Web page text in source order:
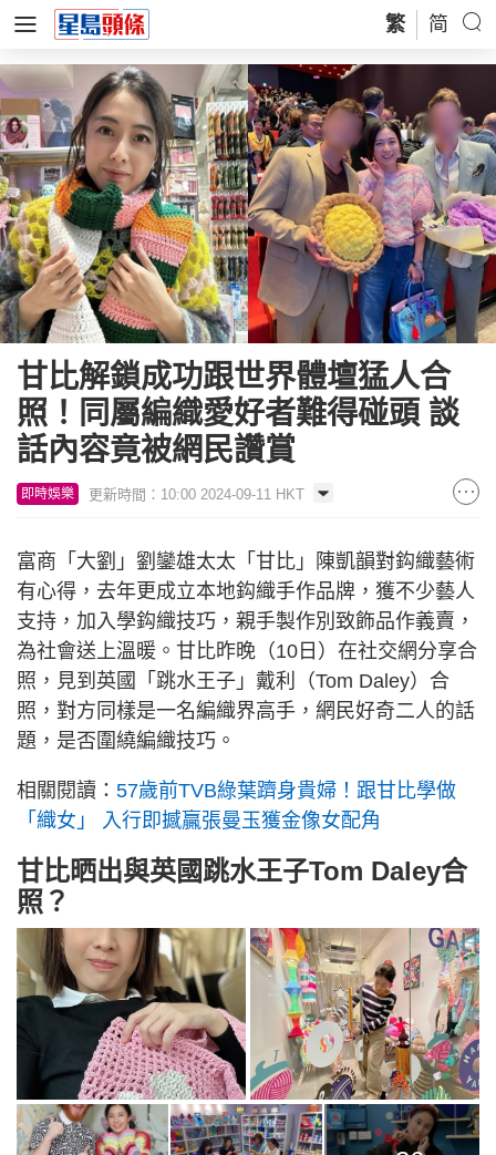
繁 简
甘比解鎖成功跟世界體壇猛人合
照！同屬編織愛好者難得碰頭 談
話內容竟被網民讚賞
即時娛樂 更新時間：10:00 2024-09-11 HKT
富商「大劉」劉鑾雄太太「甘比」陳凱韻對鈎織藝術
有心得，去年更成立本地鈎織手作品牌，獲不少藝人
支持，加入學鈎織技巧，親手製作別致飾品作義賣，
為社會送上溫暖。甘比昨晚（10日）在社交網分享合
照，見到英國「跳水王子」戴利（Tom Daley）合
照，對方同樣是一名編織界高手，網民好奇二人的話
題，是否圍繞編織技巧。
相關閱讀： 57歲前TVB綠葉躋身貴婦！跟甘比學做
「織女」 入行即撼贏張曼玉獲金像女配角
甘比晒出與英國跳水王子Tom Daley合
照？